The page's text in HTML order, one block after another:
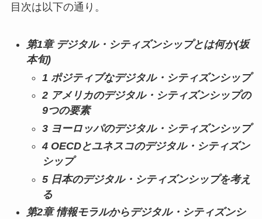
目次は以下の通り。
第1章 デジタル・シティズンシップとは何か(坂
本旬)
1 ポジティブなデジタル・シティズンシップ
2 アメリカのデジタル・シティズンシップの
9つの要素
3 ヨーロッパのデジタル・シティズンシップ
4 OECDとユネスコのデジタル・シティズン
シップ
5 日本のデジタル・シティズンシップを考え
る
第2章 情報モラルからデジタル・シティズンシ